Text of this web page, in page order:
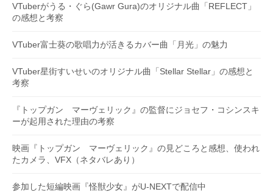
VTuberがうる・ぐら(Gawr Gura)のオリジナル曲「REFLECT」
の感想と考察
VTuber富士葵の歌唱力が活きるカバー曲「月光」の魅力
VTuber星街すいせいのオリジナル曲「Stellar Stellar」の感想と
考察
『トップガン マーヴェリック』の監督にジョセフ・コシンスキ
ーが起用された理由の考察
映画『トップガン マーヴェリック』の見どころと感想、使われ
たカメラ、VFX（ネタバレあり）
参加した短編映画『怪獣少女』がU-NEXTで配信中